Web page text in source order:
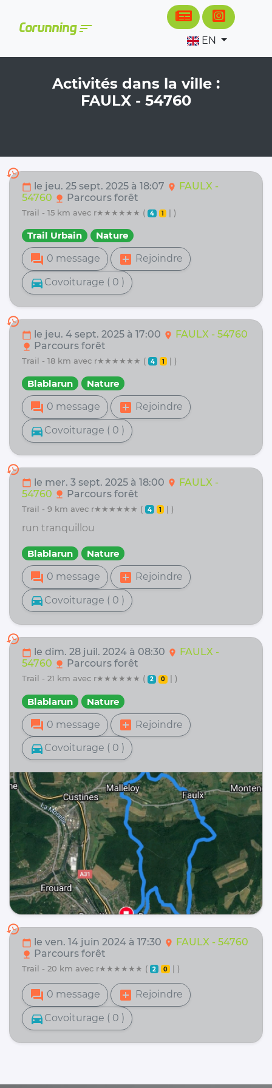
Corunningsort
EN
Activités dans la ville :
FAULX - 54760
history
calendar_today le jeu. 25 sept. 2025 à 18:07 location_on FAULX -
54760 nature Parcours forêt
trail - 15 km avec r★★★★★★ ( 4 1 | )
Trail Urbain Nature
forum 0 message add_box Rejoindre
directions_car Covoiturage ( 0 )
history
calendar_today le jeu. 4 sept. 2025 à 17:00 location_on FAULX - 54760
nature Parcours forêt
trail - 18 km avec r★★★★★★ ( 4 1 | )
Blablarun Nature
forum 0 message add_box Rejoindre
directions_car Covoiturage ( 0 )
history
calendar_today le mer. 3 sept. 2025 à 18:00 location_on FAULX -
54760 nature Parcours forêt
trail - 9 km avec r★★★★★★ ( 4 1 | )
run tranquillou
Blablarun Nature
forum 0 message add_box Rejoindre
directions_car Covoiturage ( 0 )
history
calendar_today le dim. 28 juil. 2024 à 08:30 location_on
FAULX -
54760 nature Parcours forêt
trail - 21 km avec r★★★★★★ ( 2 0 | )
Blablarun Nature
forum 0 message add_box Rejoindre
directions_car Covoiturage ( 0 )
history
calendar_today le ven. 14 juin 2024 à 17:30 location_on FAULX - 54760
nature Parcours forêt
trail - 20 km avec r★★★★★★ ( 2 0 | )
forum 0 message add_box Rejoindre
directions_car Covoiturage ( 0 )